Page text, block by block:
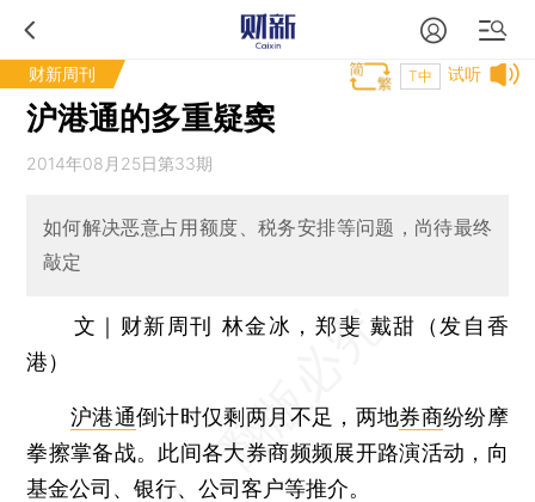
财新周刊 试听
T中
沪港通的多重疑窦
2014年08月25日第33期
如何解决恶意占用额度、税务安排等问题，尚待最终
敲定
文｜财新周刊 林金冰，郑斐 戴甜（发自香
港）
沪港通倒计时仅剩两月不足，两地券商纷纷摩
拳擦掌备战。此间各大券商频频展开路演活动，向
基金公司、银行、公司客户等推介。